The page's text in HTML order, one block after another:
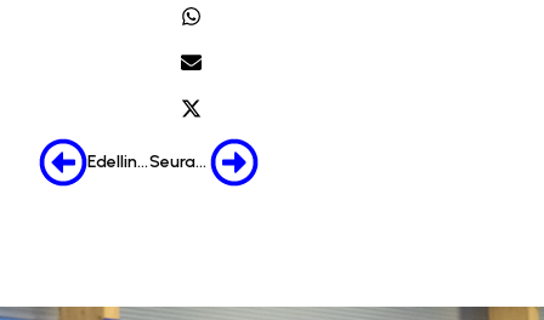
Edellinen Seuraava